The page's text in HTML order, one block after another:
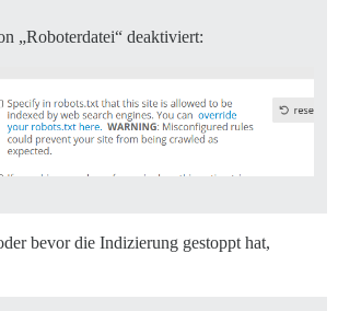
„Roboterdatei“ deaktiviert:
bevor die Indizierung gestoppt hat,